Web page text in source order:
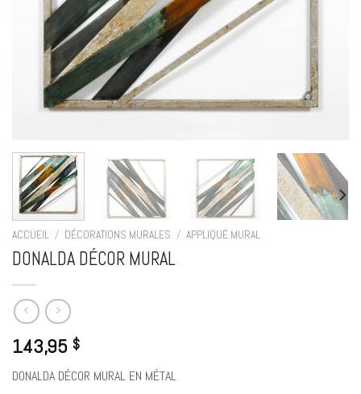
ACCUEIL / DÉCORATIONS MURALES / APPLIQUÉ MURAL
DONALDA DÉCOR MURAL
143,95 $
DONALDA DÉCOR MURAL EN MÉTAL